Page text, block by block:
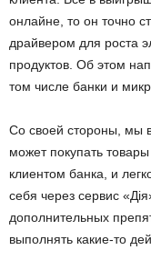
онлайне, то он точно
драйвером для роста
продуктов. Об этом
том числе банки и
Со своей стороны, мы
может покупать
клиентом банка, и
себя через сервис
дополнительных
выполнять какие-то